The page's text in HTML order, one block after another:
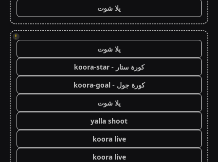
يلا شوت
!
يلا شوت
كورة ستار - koora-star
كورة جول - koora-goal
يلا شوت
yalla shoot
koora live
koora live